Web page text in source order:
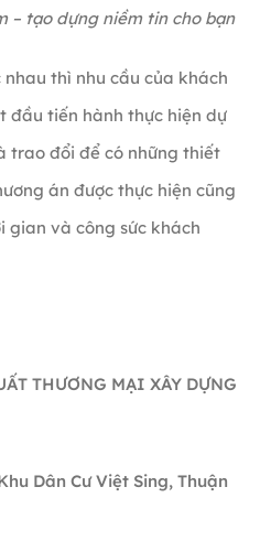
– tạo dựng niềm tin cho bạn
thì nhu cầu của khách
đầu tiến hành thực hiện dự
trao đổi để có những thiết
án được thực hiện cũng
gian và công sức khách
THƯƠNG MẠI XÂY DỰNG
Dân Cư Việt Sing, Thuận